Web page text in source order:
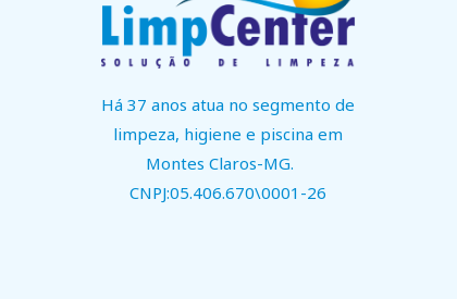
Há 37 anos atua no segmento de
limpeza, higiene e piscina em
Montes Claros-MG.
CNPJ:05.406.670\0001-26